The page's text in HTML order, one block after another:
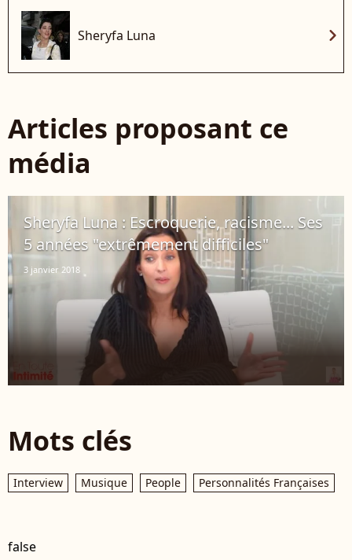
Sheryfa Luna chevron_right
Articles proposant ce
média
Sheryfa Luna : Escroquerie, racisme... Ses
5 années "extrêmement difficiles"
3 janvier 2018
Mots clés
Interview Musique People Personnalités Françaises
false